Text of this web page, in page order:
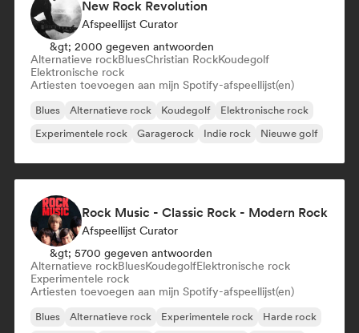
New Rock Revolution
Afspeellijst Curator
&gt; 2000 gegeven antwoorden
Alternatieve rockBluesChristian RockKoudegolf
Elektronische rock
Artiesten toevoegen aan mijn Spotify-afspeellijst(en)
Blues Alternatieve rock Koudegolf
Elektronische rock
Experimentele rock
Garagerock Indie rock Nieuwe golf
Rock Music - Classic Rock - Modern Rock
Afspeellijst Curator
&gt; 5700 gegeven antwoorden
Alternatieve rockBluesKoudegolfElektronische rock
Experimentele rock
Artiesten toevoegen aan mijn Spotify-afspeellijst(en)
Blues Alternatieve rock Experimentele rock
Harde rock